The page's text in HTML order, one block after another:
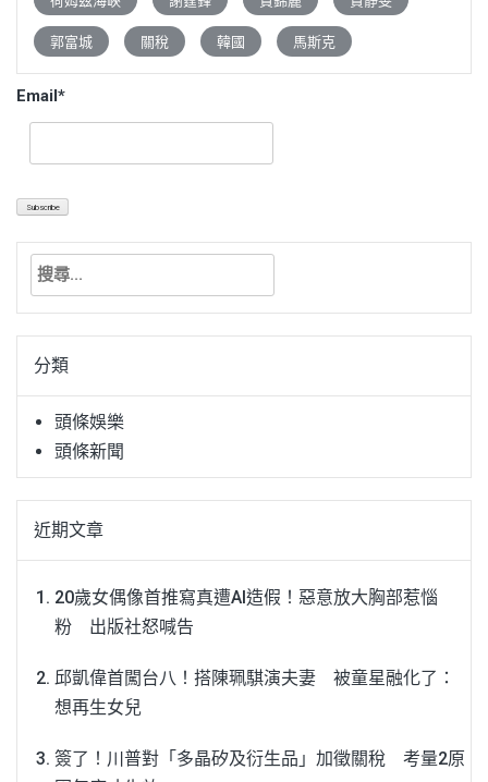
郭富城 關稅 韓國 馬斯克
Email*
搜
關
字:分類
頭條娛樂
頭條新聞
近期文章
20歲女偶像首推寫真遭AI造假！惡意放大胸部惹惱
粉 出版社怒喊告
邱凱偉首闖台八！搭陳珮騏演夫妻 被童星融化了：
想再生女兒
簽了！川普對「多晶矽及衍生品」加徵關稅 考量2原